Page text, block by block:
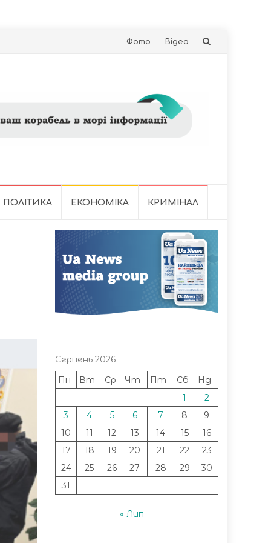
Skip
Фото Відео
ПОЛІТИКА ЕКОНОМІКА КРИМІНАЛ
Серпень 2026
Пн
Вт Ср Чт Пт Сб
Нд
1
2
3
4 5 6 7 8
9
10
11 12 13 14 15
16
17
18 19 20 21 22
23
24
25 26 27 28 29
30
31
« Лип